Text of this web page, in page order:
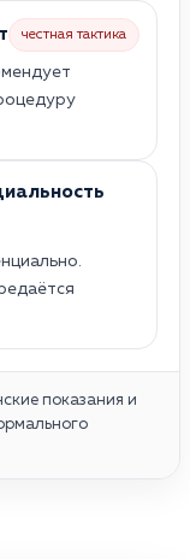
честная тактика
показания и